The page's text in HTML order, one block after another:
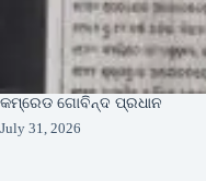
କମ୍ରେଡ ଗୋବିନ୍ଦ ପ୍ରଧାନ
July 31, 2026